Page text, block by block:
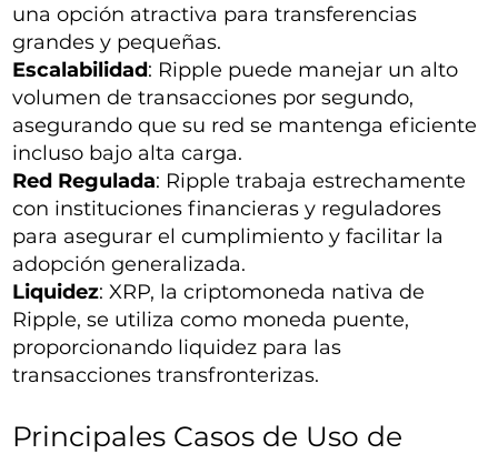
una opción atractiva para transferencias
grandes y pequeñas.
Escalabilidad: Ripple puede manejar un alto
volumen de transacciones por segundo,
asegurando que su red se mantenga eficiente
incluso bajo alta carga.
Red Regulada: Ripple trabaja estrechamente
con instituciones financieras y reguladores
para asegurar el cumplimiento y facilitar la
adopción generalizada.
Liquidez: XRP, la criptomoneda nativa de
Ripple, se utiliza como moneda puente,
proporcionando liquidez para las
transacciones transfronterizas.
Principales Casos de Uso de